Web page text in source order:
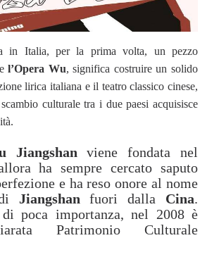
in Italia, per la prima volta, un pezzo
l’Opera Wu, significa costruire un solido
lirica italiana e il teatro classico cinese,
culturale tra i due paesi acquisisce
Jiangshan viene fondata nel
ha sempre cercato saputo
e ha reso onore al nome
Jiangshan fuori dalla Cina.
poca importanza, nel 2008 è
Patrimonio Culturale